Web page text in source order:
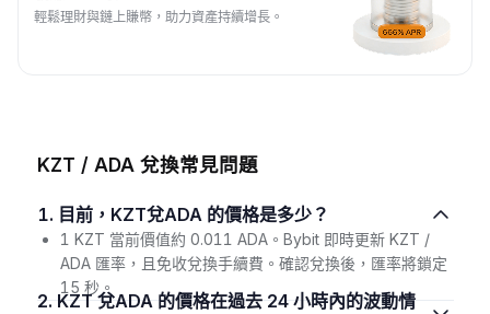
輕鬆理財與鏈上賺幣，助力資產持續增長。
KZT / ADA 兌換常見問題
1. 目前，KZT兌ADA 的價格是多少？
1 KZT 當前價值約 0.011 ADA。Bybit 即時更新 KZT /
ADA 匯率，且免收兌換手續費。確認兌換後，匯率將鎖定
15 秒。
2. KZT 兌ADA 的價格在過去 24 小時內的波動情